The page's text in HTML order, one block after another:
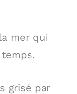
mer qui
grisé par